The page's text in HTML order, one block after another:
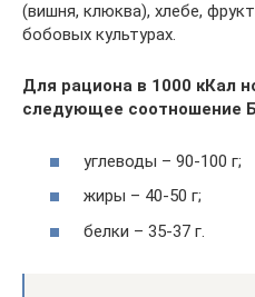
(вишня, клюква), хлебе,
бобовых культурах.
Для рациона в 1000 кКал
следующее соотношение
углеводы – 90-100 г;
жиры – 40-50 г;
белки – 35-37 г.